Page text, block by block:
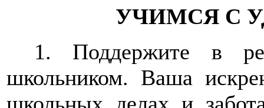
УЧИМСЯ С
1. Поддержите в
школьником. Ваша